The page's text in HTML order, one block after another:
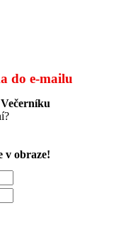
do e‑mailu
obraze!